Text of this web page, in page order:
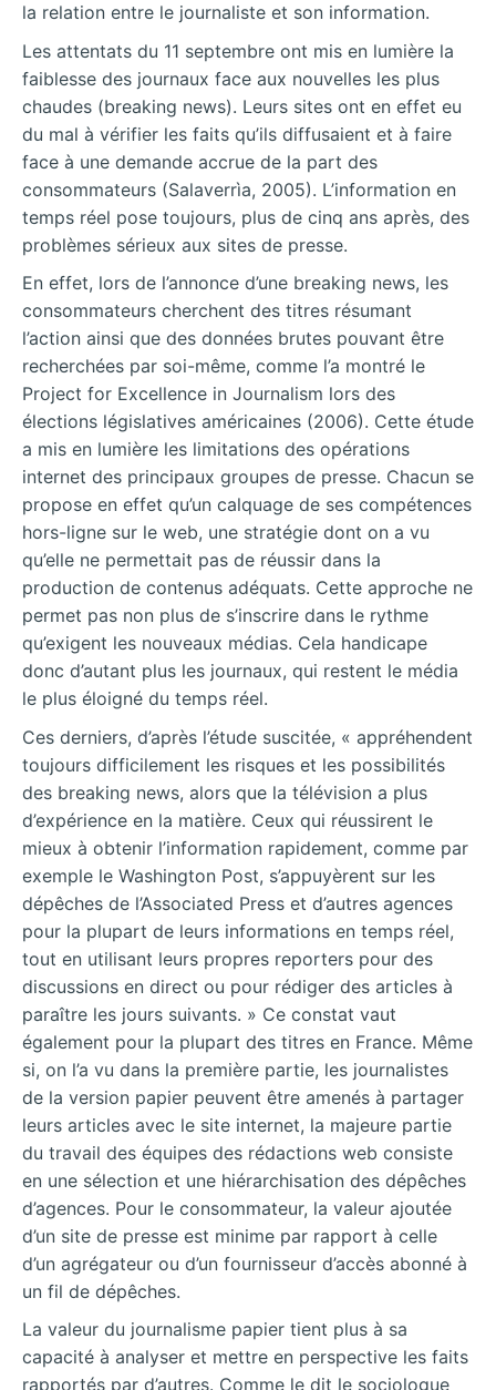
la relation entre le journaliste et son information.
Les attentats du 11 septembre ont mis en lumière la
faiblesse des journaux face aux nouvelles les plus
chaudes (breaking news). Leurs sites ont en effet eu
du mal à vérifier les faits qu’ils diffusaient et à faire
face à une demande accrue de la part des
consommateurs (Salaverrìa, 2005). L’information en
temps réel pose toujours, plus de cinq ans après, des
problèmes sérieux aux sites de presse.
En effet, lors de l’annonce d’une breaking news, les
consommateurs cherchent des titres résumant
l’action ainsi que des données brutes pouvant être
recherchées par soi-même, comme l’a montré le
Project for Excellence in Journalism lors des
élections législatives américaines (2006). Cette étude
a mis en lumière les limitations des opérations
internet des principaux groupes de presse. Chacun se
propose en effet qu’un calquage de ses compétences
hors-ligne sur le web, une stratégie dont on a vu
qu’elle ne permettait pas de réussir dans la
production de contenus adéquats. Cette approche ne
permet pas non plus de s’inscrire dans le rythme
qu’exigent les nouveaux médias. Cela handicape
donc d’autant plus les journaux, qui restent le média
le plus éloigné du temps réel.
Ces derniers, d’après l’étude suscitée, « appréhendent
toujours difficilement les risques et les possibilités
des breaking news, alors que la télévision a plus
d’expérience en la matière. Ceux qui réussirent le
mieux à obtenir l’information rapidement, comme par
exemple le Washington Post, s’appuyèrent sur les
dépêches de l’Associated Press et d’autres agences
pour la plupart de leurs informations en temps réel,
tout en utilisant leurs propres reporters pour des
discussions en direct ou pour rédiger des articles à
paraître les jours suivants. » Ce constat vaut
également pour la plupart des titres en France. Même
si, on l’a vu dans la première partie, les journalistes
de la version papier peuvent être amenés à partager
leurs articles avec le site internet, la majeure partie
du travail des équipes des rédactions web consiste
en une sélection et une hiérarchisation des dépêches
d’agences. Pour le consommateur, la valeur ajoutée
d’un site de presse est minime par rapport à celle
d’un agrégateur ou d’un fournisseur d’accès abonné à
un fil de dépêches.
La valeur du journalisme papier tient plus à sa
capacité à analyser et mettre en perspective les faits
rapportés par d’autres. Comme le dit le sociologue